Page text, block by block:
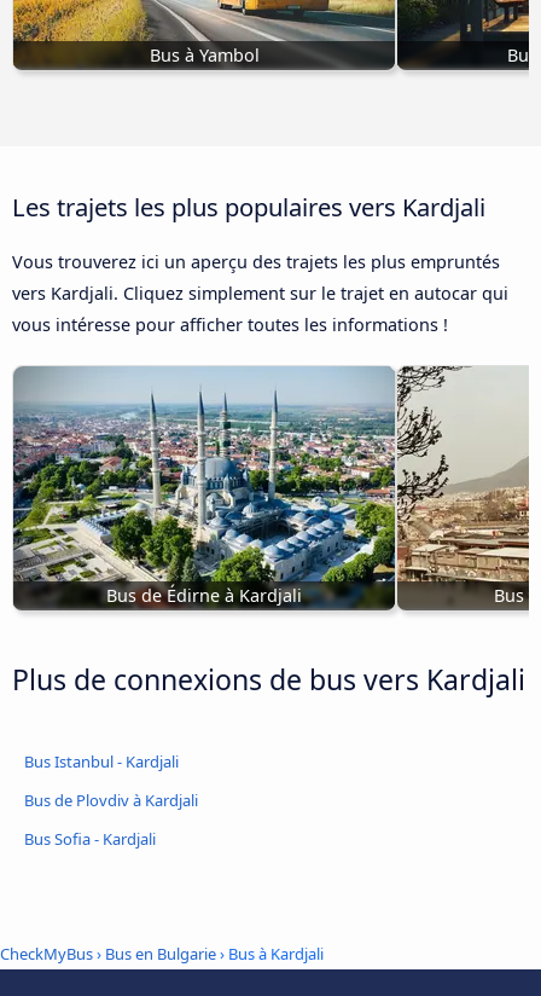
Bus à Yambol
Les trajets les plus populaires vers Kardjali
Vous trouverez ici un aperçu des trajets les plus empruntés
vers Kardjali. Cliquez simplement sur le trajet en autocar qui
vous intéresse pour afficher toutes les informations !
Bus de Édirne à Kardjali Bus
Plus de connexions de bus vers Kardjali
Bus Istanbul - Kardjali
Bus de Plovdiv à Kardjali
Bus Sofia - Kardjali
CheckMyBus› Bus en Bulgarie› Bus à Kardjali